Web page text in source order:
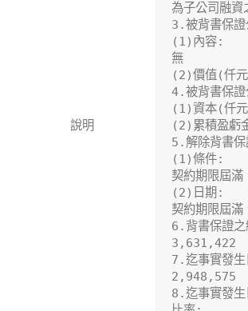
說明
為子公司融資
3.被背書保證
(1)內容:
無
(2)價值(仟
4.被背書保證
(1)資本(仟
(2)累積盈
5.解除背書
(1)條件:
契約期限屆滿
(2)日期:
契約期限屆滿
6.背書保證
3,631,422
7.迄事實發
2,948,575
8.迄事實發生